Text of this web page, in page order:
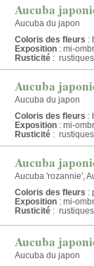
Aucuba
Aucuba du japon
Coloris des fleurs :
Exposition : mi-
Rusticité : rustiques
Aucuba
Aucuba du japon
Coloris des fleurs :
Exposition : mi-
Rusticité : rustiques
Aucuba
Aucuba 'rozannie',
Coloris des fleurs :
Exposition : mi-
Rusticité : rustiques
Aucuba
Aucuba du japon